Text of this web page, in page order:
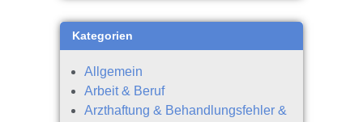
Kategorien
Allgemein
Arbeit & Beruf
Arzthaftung & Behandlungsfehler &